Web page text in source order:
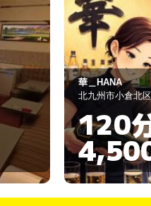
華＿HANA
北九州市小倉北
120